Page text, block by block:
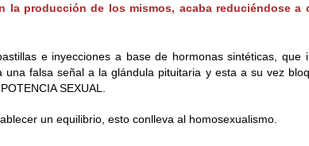
la producción de los mismos, acaba reduciéndose
e inyecciones a base de hormonas sintéticas,
falsa señal a la glándula pituitaria y esta a su vez
SEXUAL.
un equilibrio, esto conlleva al homosexualismo.